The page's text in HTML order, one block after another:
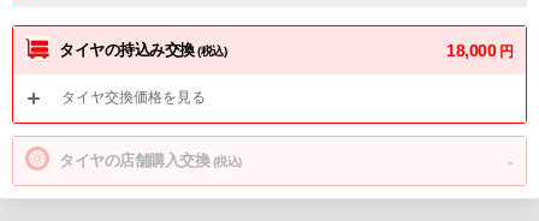
タイヤの持込み交換(税込) 18,000 円
タイヤ交換価格を見る
タイヤの店舗購入交換(税込) -